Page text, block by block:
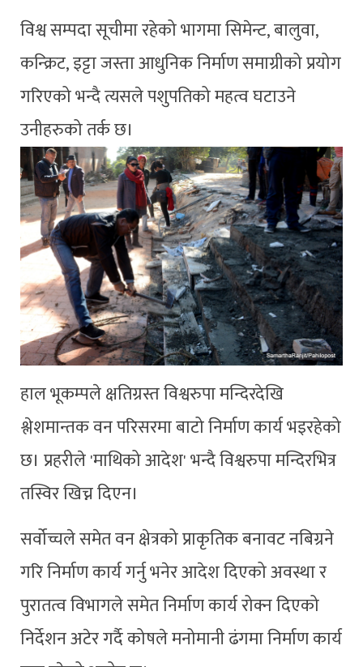
विश्व सम्पदा सूचीमा रहेको भागमा सिमेन्ट, बालुवा,
कन्क्रिट, इट्टा जस्ता आधुनिक निर्माण समाग्रीको प्रयोग
गरिएको भन्दै त्यसले पशुपतिको महत्व घटाउने
उनीहरुको तर्क छ।
हाल भूकम्पले क्षतिग्रस्त विश्वरुपा मन्दिरदेखि
श्लेशमान्तक वन परिसरमा बाटो निर्माण कार्य भइरहेको
छ। प्रहरीले 'माथिको आदेश' भन्दै विश्वरुपा मन्दिरभित्र
तस्विर खिच्न दिएन।
सर्वोच्चले समेत वन क्षेत्रको प्राकृतिक बनावट नबिग्रने
गरि निर्माण कार्य गर्नु भनेर आदेश दिएको अवस्था र
पुरातत्व विभागले समेत निर्माण कार्य रोक्न दिएको
निर्देशन अटेर गर्दै कोषले मनोमानी ढंगमा निर्माण कार्य